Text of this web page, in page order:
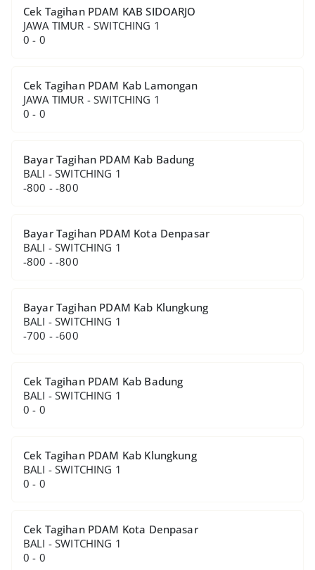
Cek Tagihan PDAM KAB SIDOARJO
JAWA TIMUR - SWITCHING 1
0 - 0
Cek Tagihan PDAM Kab Lamongan
JAWA TIMUR - SWITCHING 1
0 - 0
Bayar Tagihan PDAM Kab Badung
BALI - SWITCHING 1
-800 - -800
Bayar Tagihan PDAM Kota Denpasar
BALI - SWITCHING 1
-800 - -800
Bayar Tagihan PDAM Kab Klungkung
BALI - SWITCHING 1
-700 - -600
Cek Tagihan PDAM Kab Badung
BALI - SWITCHING 1
0 - 0
Cek Tagihan PDAM Kab Klungkung
BALI - SWITCHING 1
0 - 0
Cek Tagihan PDAM Kota Denpasar
BALI - SWITCHING 1
0 - 0